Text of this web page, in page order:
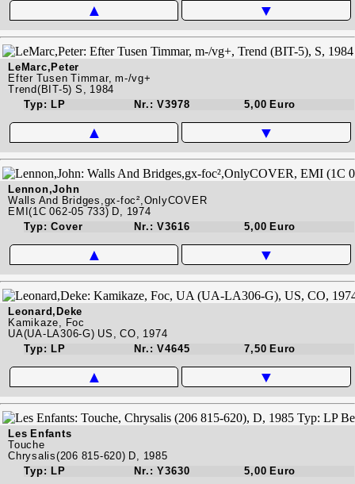
▲ ▼
LeMarc,Peter
Efter Tusen Timmar, m-/vg+
Trend(BIT-5) S, 1984
Typ: LP
Nr.: V3978 5,00 Euro
▲ ▼
Lennon,John
Walls And Bridges,gx-foc²,OnlyCOVER
EMI(1C 062-05 733) D, 1974
Typ: Cover
Nr.: V3616 5,00 Euro
▲ ▼
Leonard,Deke
Kamikaze, Foc
UA(UA-LA306-G) US, CO, 1974
Typ: LP
Nr.: V4645 7,50 Euro
▲ ▼
Les Enfants
Touche
Chrysalis(206 815-620) D, 1985
Typ: LP
Nr.: Y3630 5,00 Euro